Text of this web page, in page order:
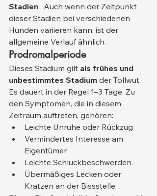
Stadien . Auch wenn der Zeitpunkt
dieser Stadien bei verschiedenen
Hunden variieren kann, ist der
allgemeine Verlauf ähnlich.
Prodromalperiode
Dieses Stadium gilt als frühes und
unbestimmtes Stadium der Tollwut.
Es dauert in der Regel 1–3 Tage. Zu
den Symptomen, die in diesem
Zeitraum auftreten, gehören:
Leichte Unruhe oder Rückzug
Vermindertes Interesse am
Eigentümer
Leichte Schluckbeschwerden.
Übermäßiges Lecken oder
Kratzen an der Bissstelle.